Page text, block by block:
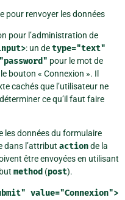
pour renvoyer les données
pour l’administration de
: un detype="text"
pour le mot de
bouton « Connexion ». Il
cachés que l’utilisateur ne
ce qu’il faut faire
les données du formulaire
dans l’attribut actionde la
être envoyées en utilisant
method (post).
value="Connexion">